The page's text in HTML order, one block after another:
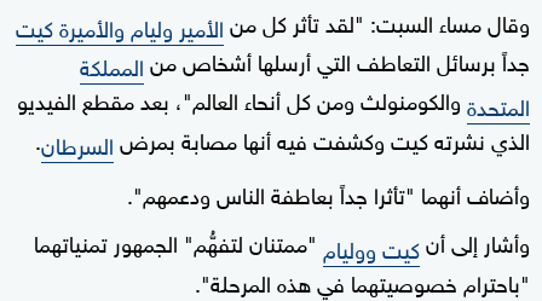
وقال مساء السبت: "لقد تأثر كل منالأمير وليام والأميرة كيت
جداً برسائل التعاطف التي أرسلها أشخاص منالمملكة
المتحدةوالكومنولث ومن كل أنحاء العالم"، بعد مقطع الفيديو
الذي نشرته كيت وكشفت فيه أنها مصابة بمرضالسرطان.
وأضاف أنهما "تأثرا جداً بعاطفة الناس ودعمهم".
وأشار إلى أنكيت ووليام "ممتنان لتفهُّم" الجمهور تمنياتهما
"باحترام خصوصيتهما في هذه المرحلة".